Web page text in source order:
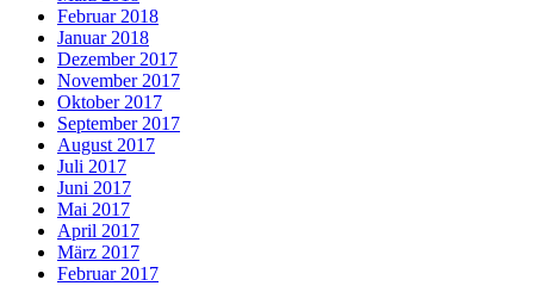
Februar 2018
Januar 2018
Dezember 2017
November 2017
Oktober 2017
September 2017
August 2017
Juli 2017
Juni 2017
Mai 2017
April 2017
März 2017
Februar 2017